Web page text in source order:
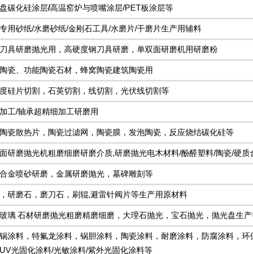
碳化硅涂层/‌高温窑炉与喷嘴涂层/PET板涂层等
用砂纸/水磨砂纸/金刚石工具/水磨片/干磨片生产用辅料
具研磨抛光用，高硬度钢刀具研磨，单双面研磨机用研磨粉
瓷、功能陶瓷石材，蜂窝陶瓷建筑陶瓷用
硅片切割，石英切割，线切割，光伏线切割等
工/轴承超精细加工研磨用
瓷散热片，陶瓷过滤网，陶瓷膜，发泡陶瓷，反应烧结碳化硅等
研磨抛光机粗磨细磨研磨介质,研磨抛光电木材料/酚醛塑料/陶瓷/硬质
金喷砂研磨，金属研磨抛光，墓碑雕刻等
研磨石，磨刀石，刷辊,避雷针阀片等生产用原材料
璃 石材研磨抛光粗磨精磨细磨，大理石抛光，宝石抛光，抛光盘生
涂料，特氟龙涂料，锅胆涂料，陶瓷涂料，耐磨涂料，防腐涂料，
光固化涂料/光敏涂料/紫外光固化涂料等